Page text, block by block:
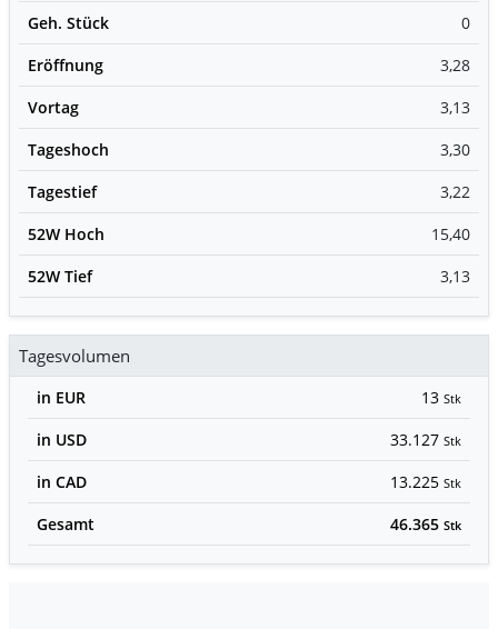
Geh. Stück
0
Eröffnung
3,28
Vortag
3,13
Tageshoch
3,30
Tagestief
3,22
52W Hoch
15,40
52W Tief
3,13
Tagesvolumen
in EUR 13 Stk
in USD 33.127 Stk
in CAD 13.225 Stk
Gesamt 46.365 Stk